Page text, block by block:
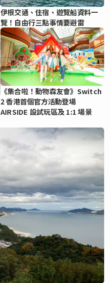
伊根交通、住宿、遊覽船資料一
覽！自由行三點事情要避雷
《集合啦！動物森友會》Switch
2 香港首個官方活動登場
AIRSIDE 設試玩區及 1:1 場景